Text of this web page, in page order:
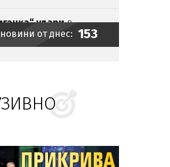
ударив
вида допинг
по класическа
се събраха на бдение
от днес: 153